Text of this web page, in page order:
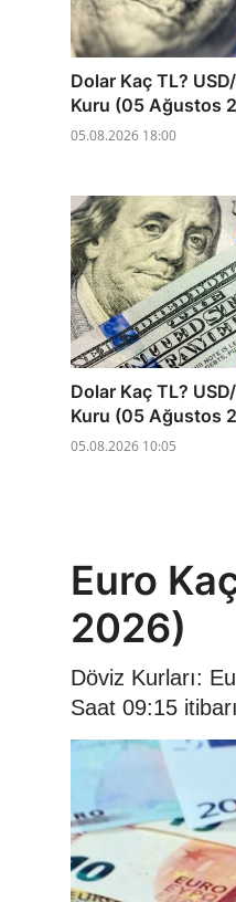
Dolar Kaç TL?
Kuru (05 Ağustos
05.08.2026 18:00
Dolar Kaç TL?
Kuru (05 Ağustos
05.08.2026 10:05
Euro
2026)
Döviz Kurları:
Saat 09:15